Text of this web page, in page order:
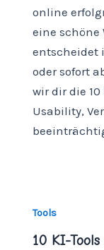
online
eine schöne
entscheidet
oder sofort
wir dir die
Usability,
Tools
10 KI-